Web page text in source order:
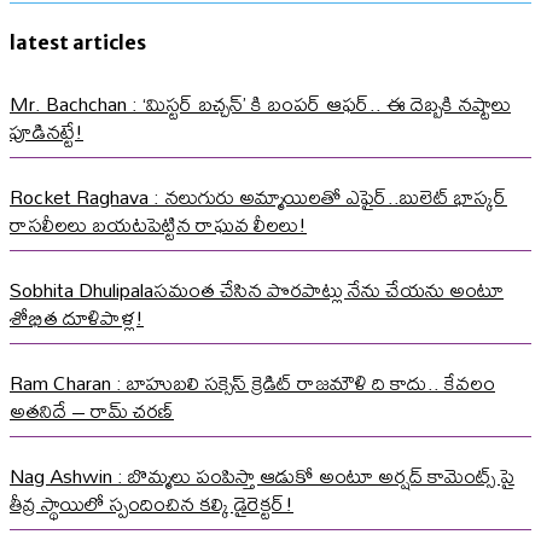
latest articles
Mr. Bachchan : ‘మిస్టర్ బచ్చన్’ కి బంపర్ ఆఫర్.. ఈ దెబ్బకి నష్టాలు
పూడినట్టే!
Rocket Raghava : నలుగురు అమ్మాయిలతో ఎఫైర్..బులెట్ భాస్కర్
రాసలీలలు బయటపెట్టిన రాఘవ లీలలు!
Sobhita Dhulipalaసమంత చేసిన పొరపాట్లు నేను చేయను అంటూ
శోభిత దూళిపాళ్ల!
Ram Charan : బాహుబలి సక్సెస్ క్రెడిట్ రాజమౌళి ది కాదు.. కేవలం
అతనిదే – రామ్ చరణ్
Nag Ashwin : బొమ్మలు పంపిస్తా ఆడుకో అంటూ అర్షద్ కామెంట్స్ పై
తీవ్ర స్థాయిలో స్పందించిన కల్కి డైరెక్టర్!